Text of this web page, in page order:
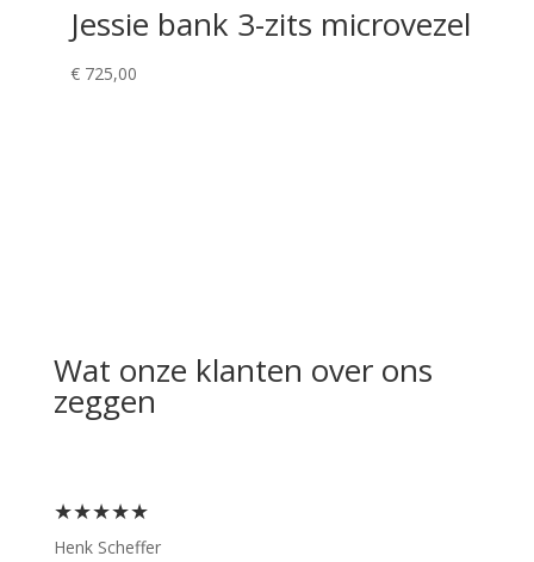
Jessie bank 3-zits microvezel
€725,00
Wat onze klanten over ons
zeggen
★★★★★
Henk Scheffer